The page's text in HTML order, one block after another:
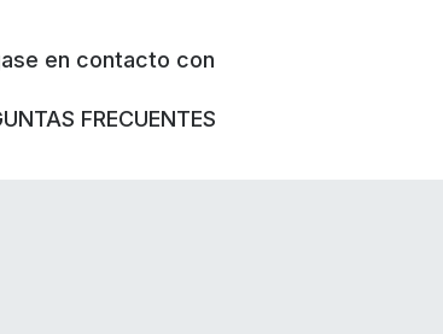
en contacto con
FRECUENTES